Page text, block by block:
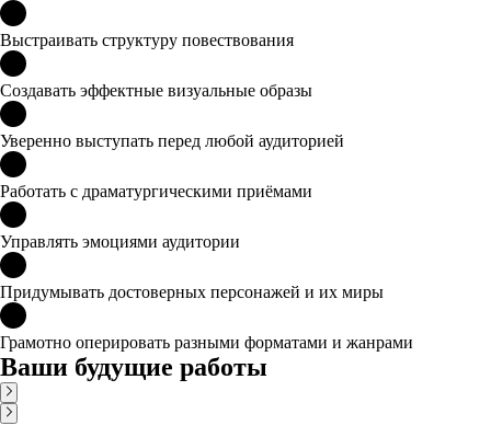
Выстраивать структуру повествования
Создавать эффектные визуальные образы
Уверенно выступать перед любой аудиторией
Работать с драматургическими приёмами
Управлять эмоциями аудитории
Придумывать достоверных персонажей и их миры
Грамотно оперировать разными форматами и жанрами
Ваши будущие работы